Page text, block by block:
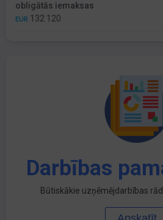
obligātās iemaksas
EUR 132 120
Darbības
Būtiskākie uzņēmējdarbības